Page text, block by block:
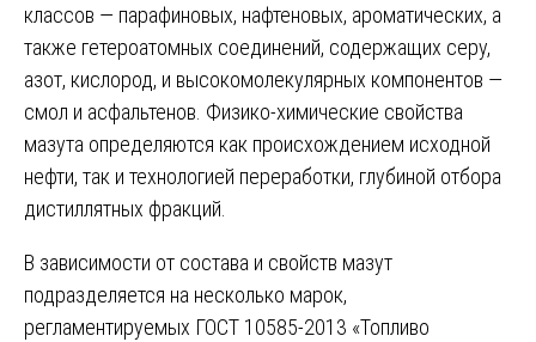
классов — парафиновых, нафтеновых, ароматических, а
также гетероатомных соединений, содержащих серу,
азот, кислород, и высокомолекулярных компонентов —
смол и асфальтенов. Физико-химические свойства
мазута определяются как происхождением исходной
нефти, так и технологией переработки, глубиной отбора
дистиллятных фракций.
В зависимости от состава и свойств мазут
подразделяется на несколько марок,
регламентируемых ГОСТ 10585-2013 «Топливо